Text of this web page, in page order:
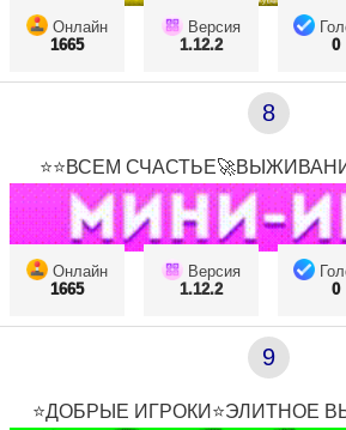
Онлайн
1665
Версия
1.12.2
0
8
⭐⭐ВСЕМ
Онлайн
1665
Версия
1.12.2
0
9
⭐ДОБРЫЕ ИГРОКИ⭐ЭЛИТНОЕ